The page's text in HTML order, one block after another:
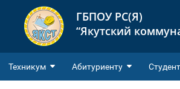
ГБПОУ РС(Я)
“Якутский
Техникум Абитуриенту